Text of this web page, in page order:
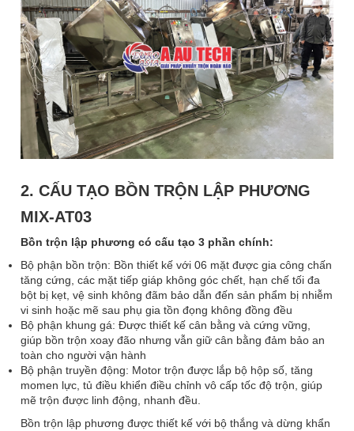
2. CẤU TẠO BỒN TRỘN LẬP PHƯƠNG
MIX-AT03
Bồn trộn lập phương có cấu tạo 3 phần chính:
Bộ phận bồn trộn: Bồn thiết kế với 06 mặt được gia công chấn
tăng cứng, các mặt tiếp giáp không góc chết, hạn chế tối đa
bột bị kẹt, vệ sinh không đãm bảo dẫn đến sản phẩm bị nhiễm
vi sinh hoặc mẽ sau phụ gia tồn đọng không đồng đều
Bộ phận khung gá: Được thiết kế cân bằng và cứng vững,
giúp bồn trộn xoay đão nhưng vẫn giữ cân bằng đảm bảo an
toàn cho người vận hành
Bộ phận truyền động: Motor trộn được lắp bộ hộp số, tăng
momen lực, tủ điều khiển điều chỉnh vô cấp tốc độ trộn, giúp
mẽ trộn được linh động, nhanh đều.
Bồn trộn lập phương được thiết kế với bộ thắng và dừng khẩn